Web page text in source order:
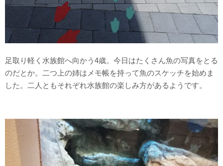
足取り軽く水族館へ向かう4歳。今日はたくさん魚の写真をとる
のだとか。二つ上の姉はメモ帳を持って魚のスケッチを始めま
した。二人ともそれぞれ水族館の楽しみ方があるようです。